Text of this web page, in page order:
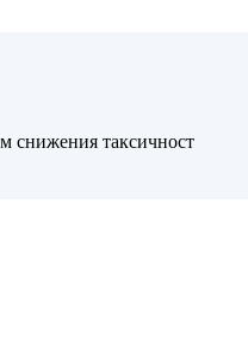
снижения таксичност